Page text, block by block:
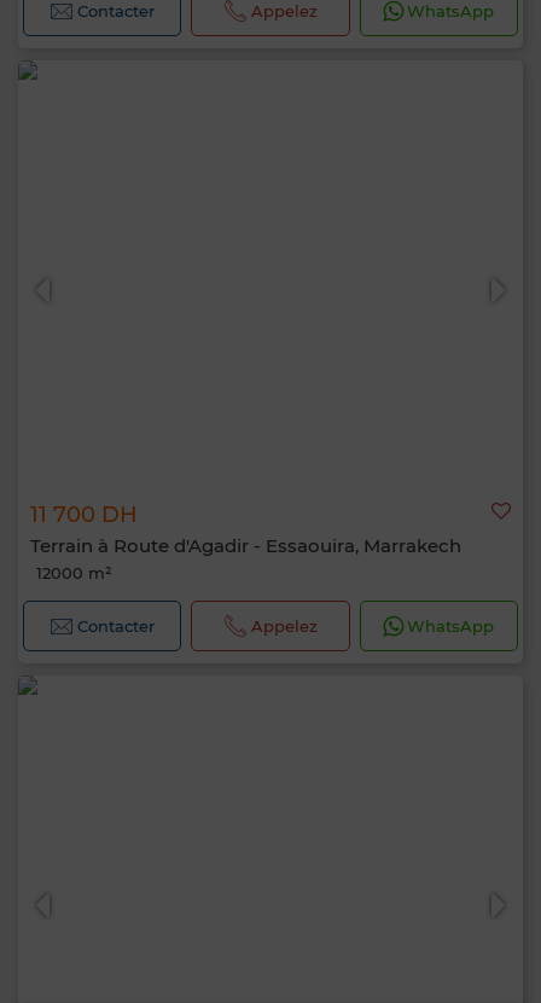
Contacter Appelez WhatsApp
11 700 DH
Terrain à Route d'Agadir - Essaouira, Marrakech
12000 m²
Contacter Appelez WhatsApp